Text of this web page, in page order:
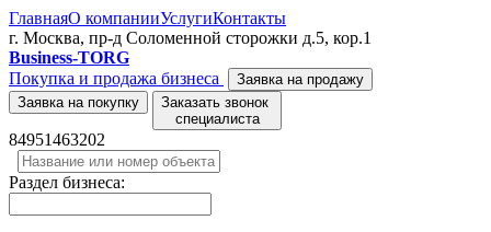
ГлавнаяО компанииУслугиКонтакты
г. Москва, пр-д Соломенной сторожки д.5, кор.1
Business-TORG
Покупка и продажа бизнеса
Заявка на продажу
Заявка на покупку
Заказать звонок
специалиста
84951463202
Раздел бизнеса: